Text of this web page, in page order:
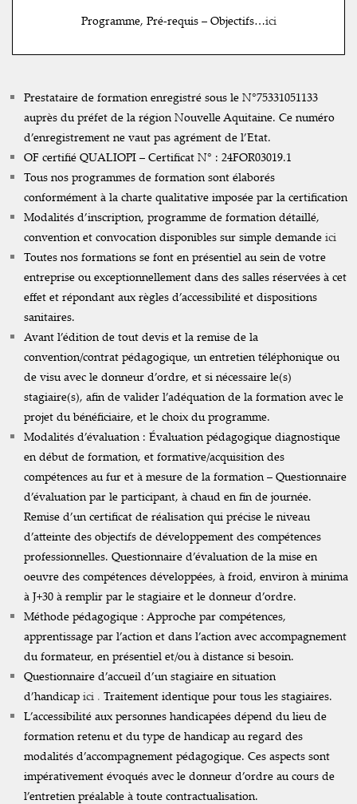
Programme, Pré-requis – Objectifs…ici
Prestataire de formation enregistré sous le N°75331051133
auprès du préfet de la région Nouvelle Aquitaine. Ce numéro
d’enregistrement ne vaut pas agrément de l’Etat.
OF certifié QUALIOPI – Certificat N° : 24FOR03019.1
Tous nos programmes de formation sont élaborés
conformément à la charte qualitative imposée par la certification
Modalités d’inscription, programme de formation détaillé,
convention et convocation disponibles sur simple demande ici
Toutes nos formations se font en présentiel au sein de votre
entreprise ou exceptionnellement dans des salles réservées à cet
effet et répondant aux règles d’accessibilité et dispositions
sanitaires.
Avant l’édition de tout devis et la remise de la
convention/contrat pédagogique, un entretien téléphonique ou
de visu avec le donneur d’ordre, et si nécessaire le(s)
stagiaire(s), afin de valider l’adéquation de la formation avec le
projet du bénéficiaire, et le choix du programme.
Modalités d’évaluation : Évaluation pédagogique diagnostique
en début de formation, et formative/acquisition des
compétences au fur et à mesure de la formation – Questionnaire
d’évaluation par le participant, à chaud en fin de journée.
Remise d’un certificat de réalisation qui précise le niveau
d’atteinte des objectifs de développement des compétences
professionnelles. Questionnaire d’évaluation de la mise en
oeuvre des compétences développées, à froid, environ à minima
à J+30 à remplir par le stagiaire et le donneur d’ordre.
Méthode pédagogique : Approche par compétences,
apprentissage par l’action et dans l’action avec accompagnement
du formateur, en présentiel et/ou à distance si besoin.
Questionnaire d’accueil d’un stagiaire en situation
d’handicap ici . Traitement identique pour tous les stagiaires.
L’accessibilité aux personnes handicapées dépend du lieu de
formation retenu et du type de handicap au regard des
modalités d’accompagnement pédagogique. Ces aspects sont
impérativement évoqués avec le donneur d’ordre au cours de
l’entretien préalable à toute contractualisation.